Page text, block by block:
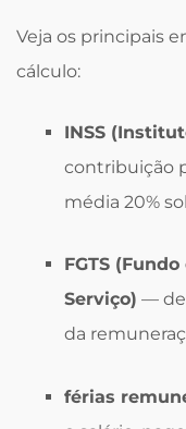
Veja os principais
cálculo:
INSS
contribuição
média 20%
FGTS
Serviço) —
da
férias